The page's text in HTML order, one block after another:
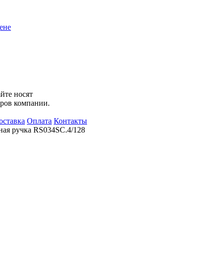
носят
компании.
Оплата Контакты
ручка RS034SC.4/128